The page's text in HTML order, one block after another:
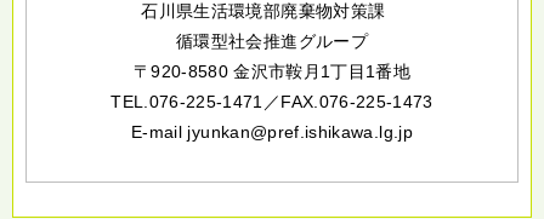
石川県生活環境部廃棄物対策課
循環型社会推進グループ
〒920-8580 金沢市鞍月1丁目1番地
TEL.076-225-1471／FAX.076-225-1473
E-mail jyunkan@pref.ishikawa.lg.jp